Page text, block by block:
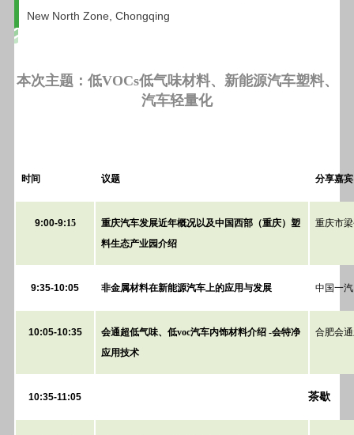
New North Zone, Chongqing
本次主题：低VOCs低气味材料、新能源汽车塑料、
汽车轻量化
时间 议题 分享嘉宾
9:00-9:15
重庆汽车发展近年概况以及中国西部（重庆）塑
料生态产业园介绍
重庆市
9:35-10:05 非金属材料在新能源汽车上的应用与发展 中国一
10:05-10:35
会通超低气味、低voc汽车内饰材料介绍 -会特净
应用技术
合肥会
10:35-11:05 茶歇